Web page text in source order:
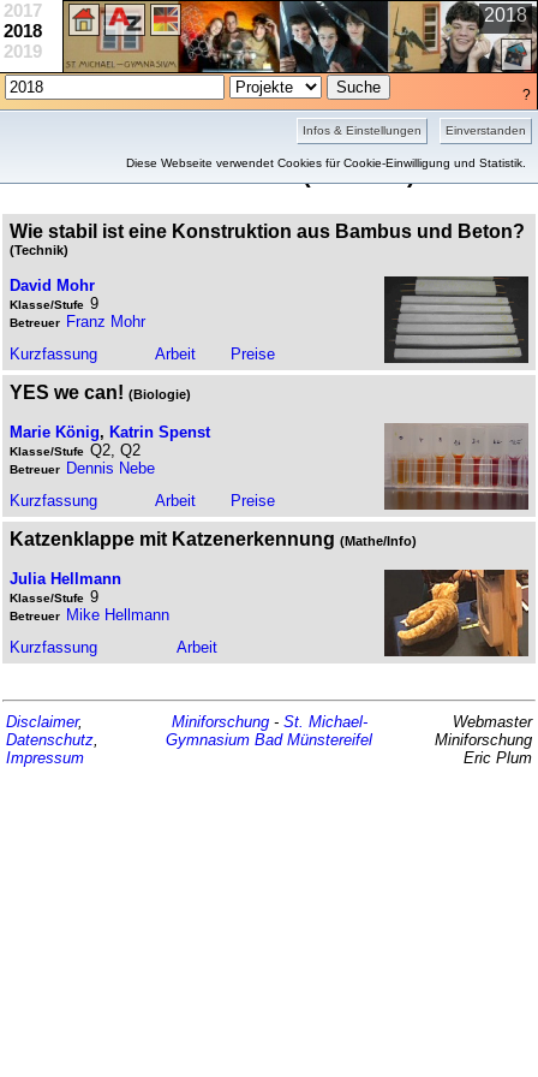
Einverstanden
Infos & Einstellungen
Diese Webseite verwendet Cookies für Cookie-Einwilligung und Statistik.
2017
2018
2019
2018
?
Jahresübersicht 2018(3 Treffer)
Wie stabil ist eine Konstruktion aus Bambus und Beton?
(Technik)
David Mohr
Klasse/Stufe 9
Betreuer
Franz Mohr
Kurz­fassung
Arbeit Preise
YES we can! (Biologie)
Marie König, Katrin Spenst
Klasse/Stufe Q2, Q2
Betreuer
Dennis Nebe
Kurz­fassung
Arbeit Preise
Katzenklappe mit Katzenerkennung (Mathe/Info)
Julia Hellmann
Klasse/Stufe 9
Betreuer
Mike Hellmann
Kurz­fassung
Arbeit
Disclaimer,
Datenschutz,
Impressum
Miniforschung- St. Michael-
Gymnasium Bad Münstereifel
Webmaster
Miniforschung
Eric Plum